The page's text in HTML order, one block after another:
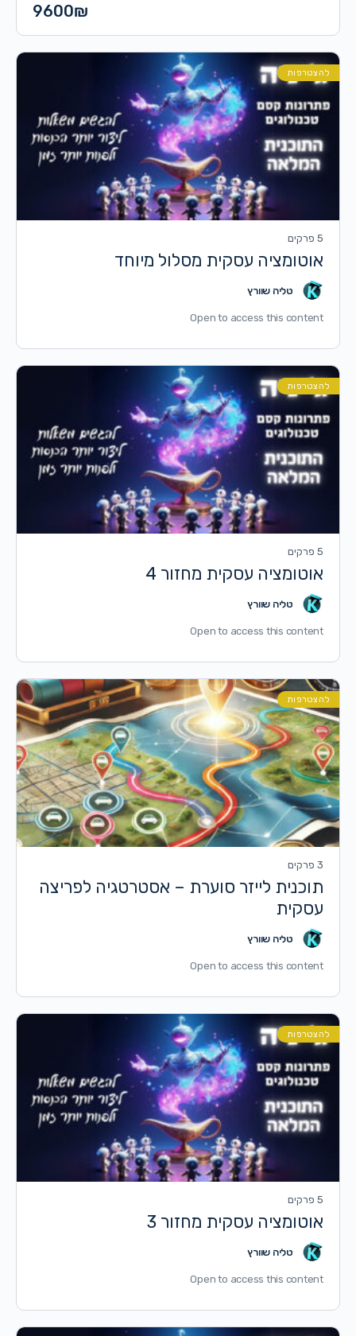
₪
9600
להצטרפות
5 פרקים
אוטומציה עסקית מסלול מיוחד
טליה שוורץ
Open to access this content
להצטרפות
5 פרקים
אוטומציה עסקית מחזור 4
טליה שוורץ
Open to access this content
להצטרפות
3 פרקים
תוכנית לייזר סוערת – אסטרטגיה לפריצה
עסקית
טליה שוורץ
Open to access this content
להצטרפות
5 פרקים
אוטומציה עסקית מחזור 3
טליה שוורץ
Open to access this content